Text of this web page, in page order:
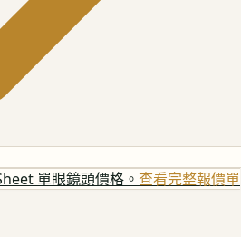
單眼鏡頭價格。 查看完整報價單